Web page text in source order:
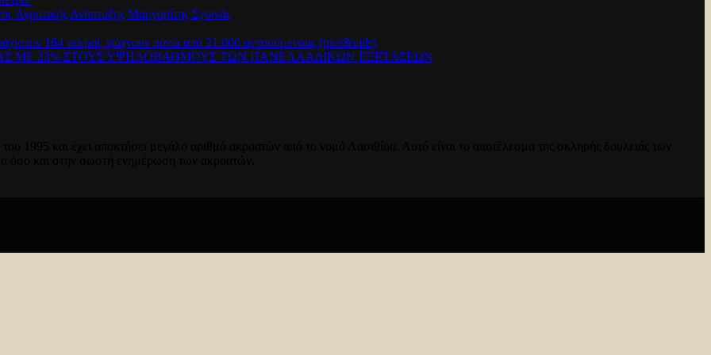
Αγροτικής Ανάπτυξης Μαργαρίτης Σχοινάς
164 νεκροί, ψάχνουν πάνω από 21.000 αγνοούμενους (pics&vids)
ΜΕ 33% ΣΤΟΥΣ ΥΨΗΛΟΒΑΘΜΟΥΣ ΤΩΝ ΠΑΝΕΛΛΑΔΙΚΩΝ ΕΞΕΤΑΣΕΩΝ